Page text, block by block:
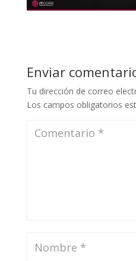
Enviar
Tu dirección de correo
Los campos obligatorios